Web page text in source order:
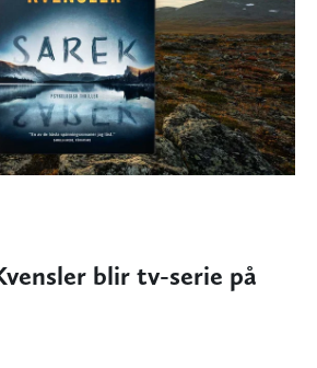
blir tv-serie på